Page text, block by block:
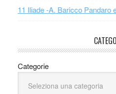
11 Iliade -A. Baricco Pandaro
Categorie